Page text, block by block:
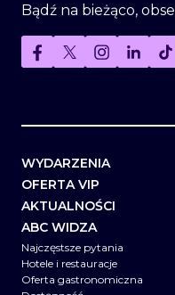
Bądź na bieżąco,
WYDARZENIA
OFERTA VIP
AKTUALNOŚCI
ABC WIDZA
Najczęstsze pytania
Hotele i restauracje
Oferta gastronomiczna